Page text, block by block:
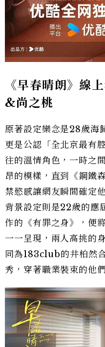
《早春晴朗》線
&尚之桃
原著設定欒念是28歲海
更是公認「全北京最有
往的溫情角色，一時之
昂的模樣，直到《鋼鐵
禁慾感讓網友瞬間確定
背景設定則是22歲的應
作的《有罪之身》，便
一一呈現，兩人高挑的
同為183club的井柏然
秀，穿著職業裝束的他